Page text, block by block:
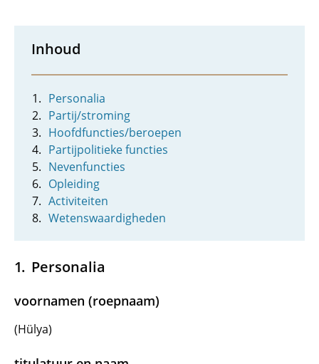
Inhoud
Personalia
Partij/stroming
Hoofdfuncties/beroepen
Partijpolitieke functies
Nevenfuncties
Opleiding
Activiteiten
Wetenswaardigheden
Personalia
voornamen (roepnaam)
(Hülya)